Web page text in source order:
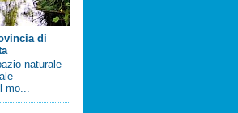
di
naturale
mo...